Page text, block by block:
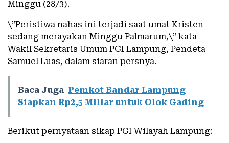
Minggu (28/3).
\”Peristiwa nahas ini terjadi saat umat Kristen
sedang merayakan Minggu Palmarum,\” kata
Wakil Sekretaris Umum PGI Lampung, Pendeta
Samuel Luas, dalam siaran persnya.
Baca Juga Pemkot Bandar Lampung
Siapkan Rp2,5 Miliar untuk Olok Gading
Berikut pernyataan sikap PGI Wilayah Lampung: